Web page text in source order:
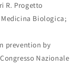
R. Progetto
Medicina Biologica;
prevention by
Nazionale